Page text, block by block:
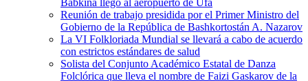
Reunión de trabajo presidida por el Primer Ministro del
Gobierno de la República de Bashkortostán A. Nazarov
La VI Folkloriada Mundial se llevará a cabo de acuerdo
con estrictos estándares de salud
Solista del Conjunto Académico Estatal de Danza
Folclórica que lleva el nombre de Faizi Gaskarov de la